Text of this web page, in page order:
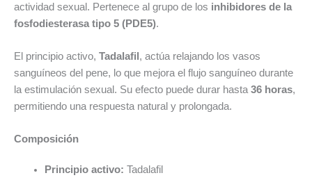
actividad sexual. Pertenece al grupo de los inhibidores de la
fosfodiesterasa tipo 5 (PDE5).
El principio activo, Tadalafil , actúa relajando los vasos
sanguíneos del pene, lo que mejora el flujo sanguíneo durante
la estimulación sexual. Su efecto puede durar hasta 36 horas,
permitiendo una respuesta natural y prolongada.
Composición
Principio activo: Tadalafil